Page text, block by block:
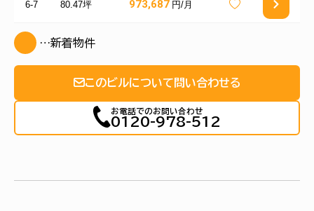
6-7 80.47坪 973,687 円/月
…新着物件
このビルについて問い合わせる
お電話でのお問い合わせ
0120-978-512